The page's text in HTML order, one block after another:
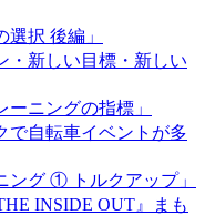
択 後編」
・新しい目標・新しい
ニングの指標」
で自転車イベントが多
ング ① トルクアップ」
INSIDE OUT』まも